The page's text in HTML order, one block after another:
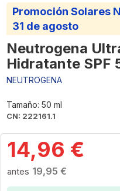
Promoción Solares
31 de agosto
Neutrogena
Hidratante SPF
NEUTROGENA
Tamaño: 50 ml
CN: 222161.1
14,96 €
19,95 €